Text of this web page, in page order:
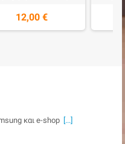
12,00 €
και e-shop [...]